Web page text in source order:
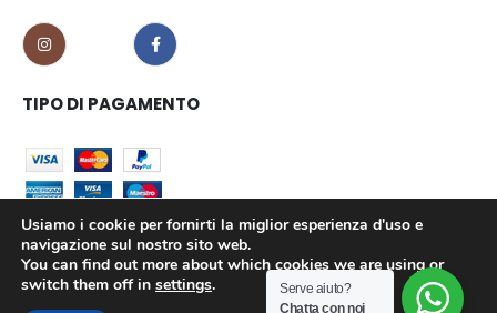
TIPO DI PAGAMENTO
CO.MA.CI S.r.l. - P.iva 02639180799 © 2023. All Rights Reserved.
Usiamo i cookie per fornirti la miglior esperienza d'uso e
navigazione sul nostro sito web.
You can find out more about which cookies we are using or
switch them off in settings.
Serve aiuto?
Chatta con noi